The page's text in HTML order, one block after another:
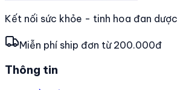
Kết nối sức khỏe - tinh hoa đan dược
Miễn phí ship đơn từ 200.000đ
Thông tin